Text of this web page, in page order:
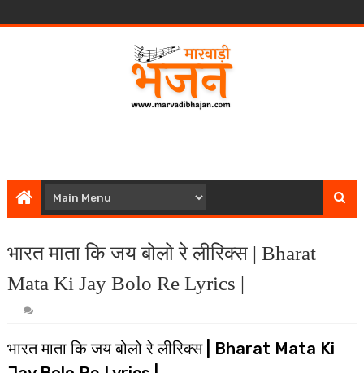
भारत माता कि जय बोलो रे लीरिक्स | Bharat
Mata Ki Jay Bolo Re Lyrics |
भारत माता कि जय बोलो रे लीरिक्स | Bharat Mata Ki